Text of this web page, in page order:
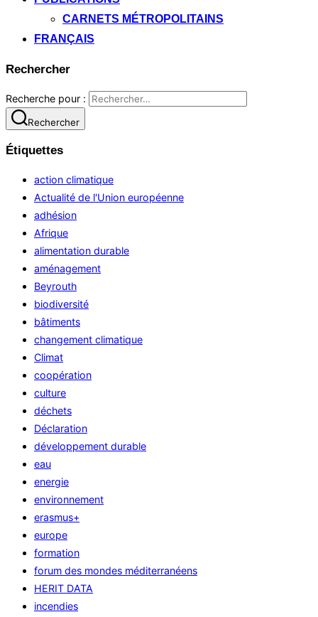
CARNETS MÉTROPOLITAINS
FRANÇAIS
Rechercher
Recherche pour :
Rechercher
Étiquettes
action climatique
Actualité de l'Union européenne
adhésion
Afrique
alimentation durable
aménagement
Beyrouth
biodiversité
bâtiments
changement climatique
Climat
coopération
culture
déchets
Déclaration
développement durable
eau
energie
environnement
erasmus+
europe
formation
forum des mondes méditerranéens
HERIT DATA
incendies